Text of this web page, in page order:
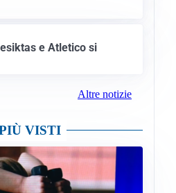
e Atletico si
Altre notizie
VISTI